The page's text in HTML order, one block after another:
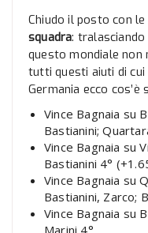
Chiudo il posto con
squadra:
questo mondiale non
tutti questi aiuti di cui
Germania ecco cos’è
Vince Bagnaia su
Bastianini;
Vince Bagnaia su
Bastianini 4°
Vince Bagnaia su
Bastianini, Zarco;
Vince Bagnaia su